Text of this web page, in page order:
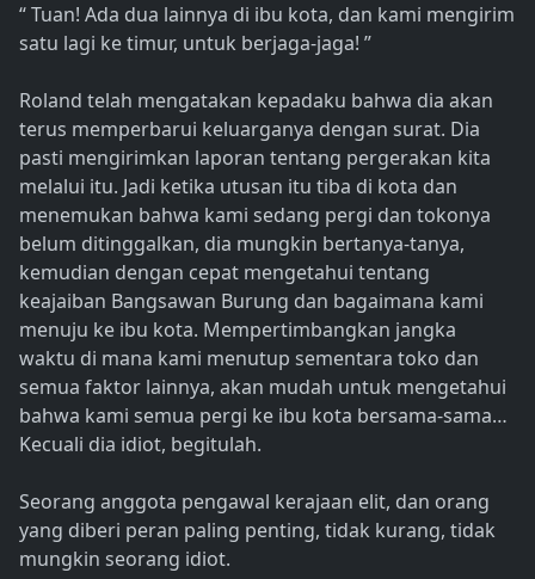
“ Tuan! Ada dua lainnya di ibu kota, dan kami mengirim
satu lagi ke timur, untuk berjaga-jaga! ”
Roland telah mengatakan kepadaku bahwa dia akan
terus memperbarui keluarganya dengan surat. Dia
pasti mengirimkan laporan tentang pergerakan kita
melalui itu. Jadi ketika utusan itu tiba di kota dan
menemukan bahwa kami sedang pergi dan tokonya
belum ditinggalkan, dia mungkin bertanya-tanya,
kemudian dengan cepat mengetahui tentang
keajaiban Bangsawan Burung dan bagaimana kami
menuju ke ibu kota. Mempertimbangkan jangka
waktu di mana kami menutup sementara toko dan
semua faktor lainnya, akan mudah untuk mengetahui
bahwa kami semua pergi ke ibu kota bersama-sama…
Kecuali dia idiot, begitulah.
Seorang anggota pengawal kerajaan elit, dan orang
yang diberi peran paling penting, tidak kurang, tidak
mungkin seorang idiot.